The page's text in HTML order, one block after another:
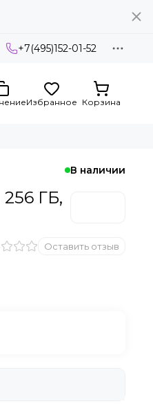
+7(495)152-01-52
Избранное Корзина
В наличии
ГБ,
Оставить отзыв